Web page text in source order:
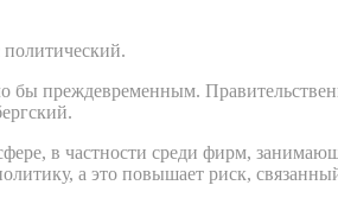
бы преждевременным.
в частности среди фирм,
а это повышает риск,